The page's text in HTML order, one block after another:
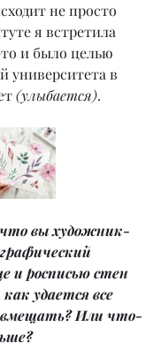
не просто
я встретила
и было целью
университета в
(улыбается).
вы художник-
и росписью стен
удается все
Или что-